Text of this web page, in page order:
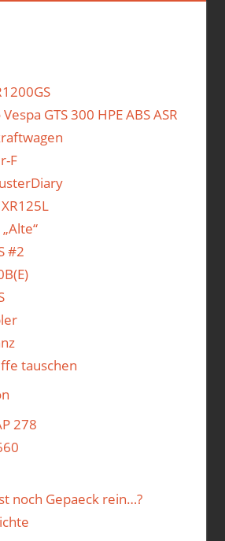
GTS 300 HPE ABS ASR
F
#2
tauschen
278
noch Gepaeck rein…?